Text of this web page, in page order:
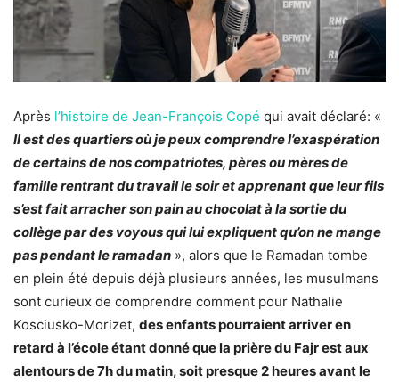
Après l’histoire de Jean-François Copé qui avait déclaré: «
Il est des quartiers où je peux comprendre l’exaspération
de certains de nos compatriotes, pères ou mères de
famille rentrant du travail le soir et apprenant que leur fils
s’est fait arracher son pain au chocolat à la sortie du
collège par des voyous qui lui expliquent qu’on ne mange
pas pendant le ramadan », alors que le Ramadan tombe
en plein été depuis déjà plusieurs années, les musulmans
sont curieux de comprendre comment pour Nathalie
Kosciusko-Morizet, des enfants pourraient arriver en
retard à l’école étant donné que la prière du Fajr est aux
alentours de 7h du matin, soit presque 2 heures avant le